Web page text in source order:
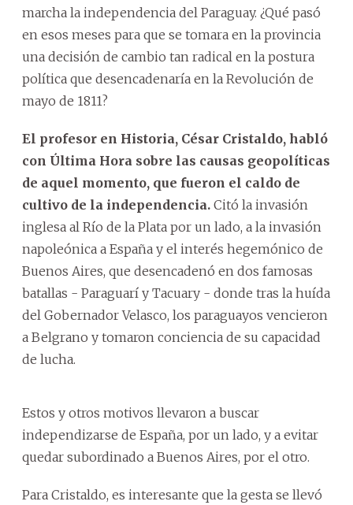
marcha la independencia del Paraguay. ¿Qué pasó
en esos meses para que se tomara en la provincia
una decisión de cambio tan radical en la postura
política que desencadenaría en la Revolución de
mayo de 1811?
El profesor en Historia, César Cristaldo, habló
con Última Hora sobre las causas geopolíticas
de aquel momento, que fueron el caldo de
cultivo de la independencia. Citó la invasión
inglesa al Río de la Plata por un lado, a la invasión
napoleónica a España y el interés hegemónico de
Buenos Aires, que desencadenó en dos famosas
batallas - Paraguarí y Tacuary - donde tras la huída
del Gobernador Velasco, los paraguayos vencieron
a Belgrano y tomaron conciencia de su capacidad
de lucha.
Estos y otros motivos llevaron a buscar
independizarse de España, por un lado, y a evitar
quedar subordinado a Buenos Aires, por el otro.
Para Cristaldo, es interesante que la gesta se llevó